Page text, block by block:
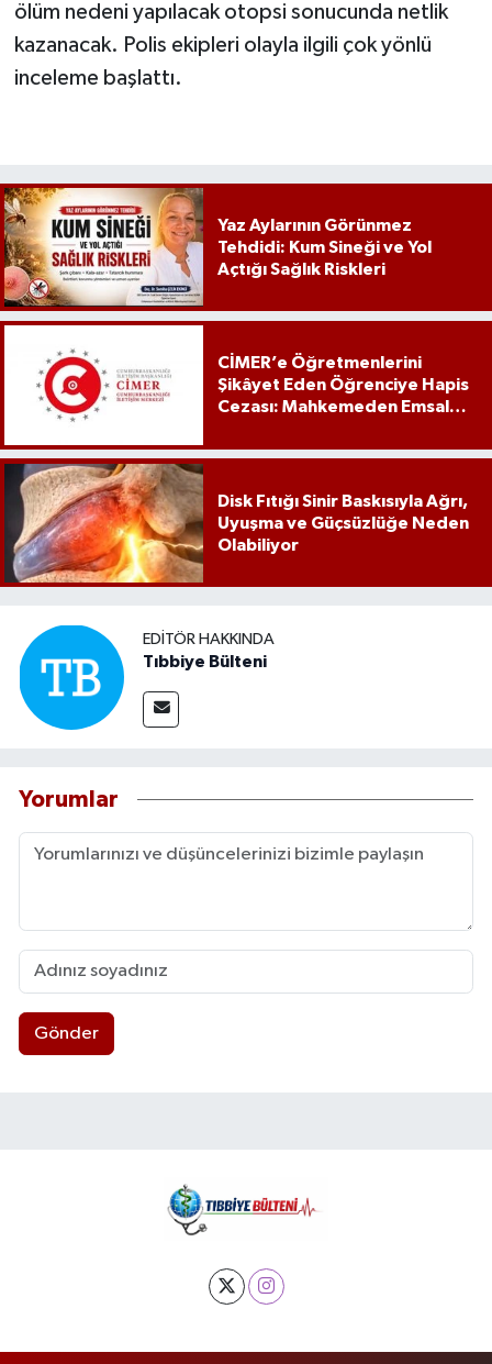
ölüm nedeni yapılacak otopsi sonucunda netlik
kazanacak. Polis ekipleri olayla ilgili çok yönlü
inceleme başlattı.
Yaz Aylarının Görünmez
Tehdidi: Kum Sineği ve Yol
Açtığı Sağlık Riskleri
CİMER’e Öğretmenlerini
Şikâyet Eden Öğrenciye Hapis
Cezası: Mahkemeden Emsal
Disk Fıtığı Sinir Baskısıyla Ağrı,
Uyuşma ve Güçsüzlüğe Neden
Olabiliyor
EDITÖR HAKKINDA
Tıbbiye Bülteni
Yorumlar
Gönder